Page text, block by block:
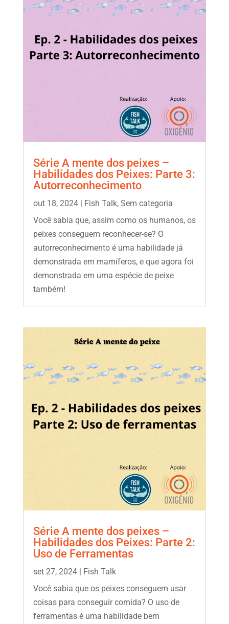
Série A mente dos peixes –
Habilidades dos Peixes: Parte 3:
Autorreconhecimento
out 18, 2024| Fish Talk, Sem categoria
Você sabia que, assim como os humanos, os
peixes conseguem reconhecer-se? O
autorreconhecimento é uma habilidade já
demonstrada em mamíferos, e que agora foi
demonstrada em uma espécie de peixe
também!
Série A mente dos peixes –
Habilidades dos Peixes: Parte 2:
Uso de Ferramentas
set 27, 2024|
Fish Talk
Você sabia que os peixes conseguem usar
coisas para conseguir comida? O uso de
ferramentas é uma habilidade bem